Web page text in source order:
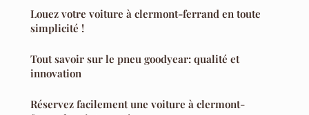
Louez votre voiture à clermont-ferrand en toute
simplicité !
Tout savoir sur le pneu goodyear: qualité et
innovation
Réservez facilement une voiture à clermont-